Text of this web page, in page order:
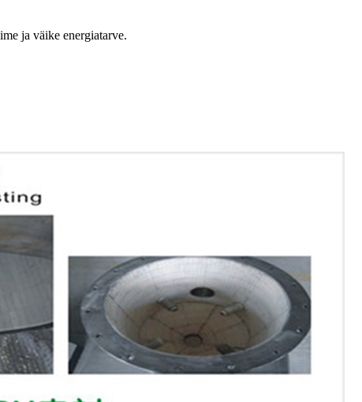
ja väike energiatarve.